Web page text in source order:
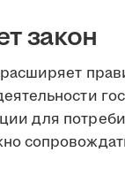
закон
для